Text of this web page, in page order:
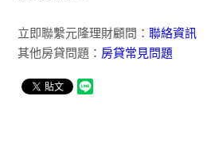
立即聯繫元隆理財顧問：聯絡資訊
其他房貸問題： 房貸常見問題